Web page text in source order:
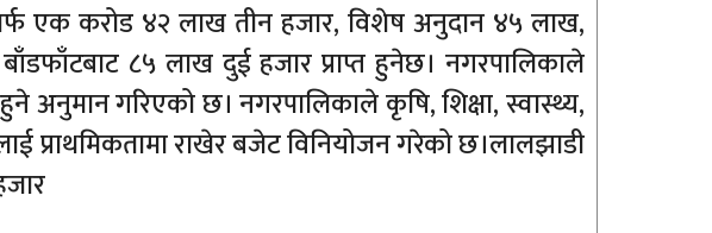
एक करोड ४२ लाख तीन हजार, विशेष अनुदान ४५ लाख,
८५ लाख दुई हजार प्राप्त हुनेछ। नगरपालिकाले
गरिएको छ। नगरपालिकाले कृषि, शिक्षा, स्वास्थ्य,
प्राथमिकतामा राखेर बजेट विनियोजन गरेको छ।लालझाडी